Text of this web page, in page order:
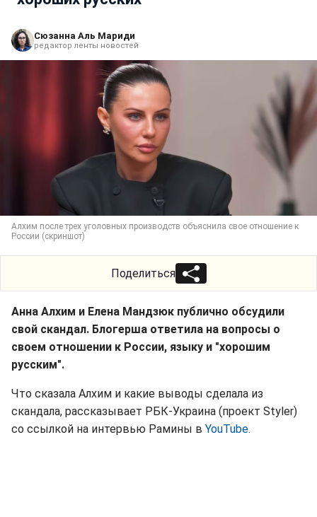
Сюзанна Аль Мариди
редактор ленты новостей
Алхим после трех уголовных производств объяснила свое отношение к
России (скриншот)
Поделиться
Анна Алхим и Елена Мандзюк публично обсудили
свой скандал. Блогерша ответила на вопросы о
своем отношении к России, языку и "хорошим
русским".
Что сказала Алхим и какие выводы сделала из
скандала, рассказывает РБК-Украина (проект Styler)
со ссылкой на интервью Рамины в YouTube.